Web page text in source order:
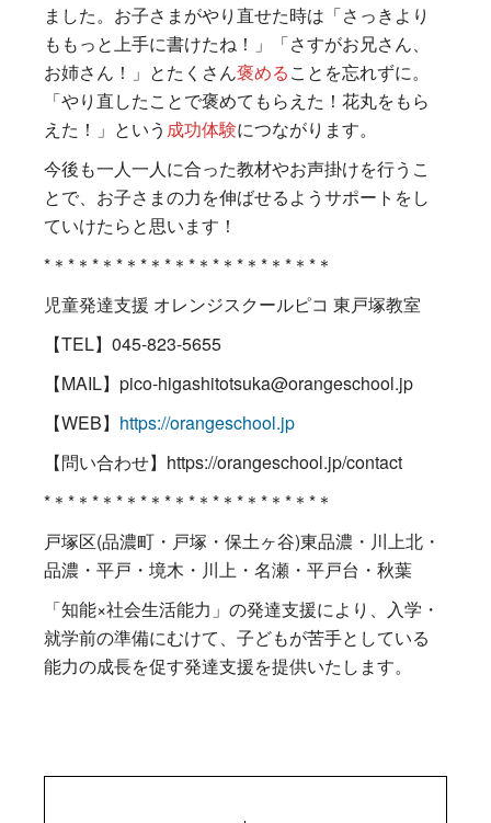
ました。お子さまがやり直せた時は「さっきより
ももっと上手に書けたね！」「さすがお兄さん、
お姉さん！」とたくさん褒めることを忘れずに。
「やり直したことで褒めてもらえた！花丸をもら
えた！」という 成功体験につながります。
今後も一人一人に合った教材やお声掛けを行うこ
とで、お子さまの力を伸ばせるようサポートをし
ていけたらと思います！
*＊*＊*＊*＊*＊*＊*＊*＊*＊*＊*＊*＊
児童発達支援 オレンジスクールピコ 東戸塚教室
【TEL】045-823-5655
【MAIL】pico-higashitotsuka@orangeschool.jp
【WEB】 https://orangeschool.jp
【問い合わせ】https://orangeschool.jp/contact
*＊*＊*＊*＊*＊*＊*＊*＊*＊*＊*＊*＊
戸塚区(品濃町・戸塚・保土ヶ谷)東品濃・川上北・
品濃・平戸・境木・川上・名瀬・平戸台・秋葉
「知能×社会生活能力」の発達支援により、入学・
就学前の準備にむけて、子どもが苦手としている
能力の成長を促す発達支援を提供いたします。